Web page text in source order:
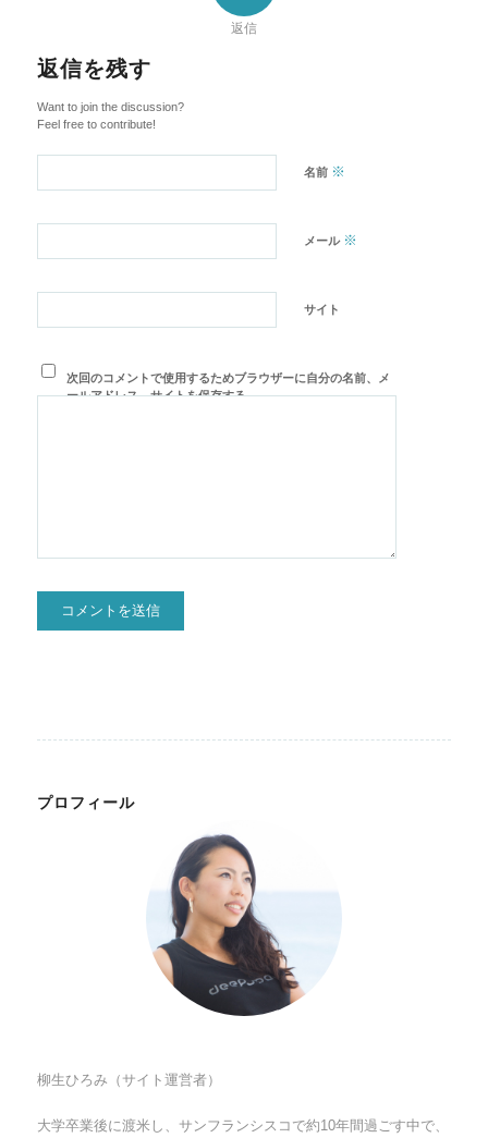
返信
返信を残す
Want to join the discussion?
Feel free to contribute!
名前 ※
メール ※
サイト
次回のコメントで使用するためブラウザーに自分の名前、メ
ールアドレス、サイトを保存する。
プロフィール
柳生ひろみ（サイト運営者）
大学卒業後に渡米し、サンフランシスコで約10年間過ごす中で、